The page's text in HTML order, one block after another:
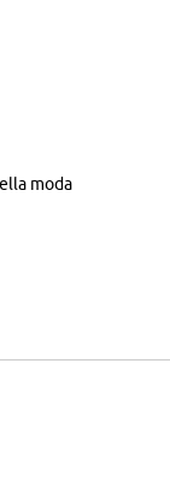
moda